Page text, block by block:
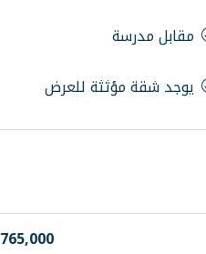
مقابل مدرسة
يوجد شقة مؤثثة للعرض
765,000 رس